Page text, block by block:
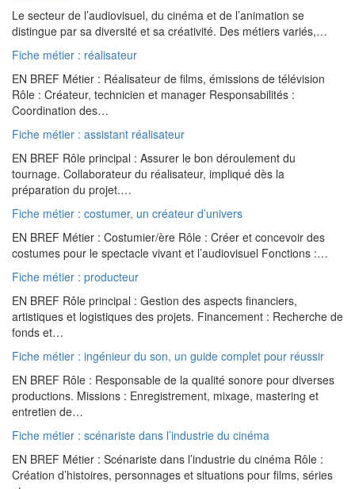
Le secteur de l’audiovisuel, du cinéma et de l’animation se
distingue par sa diversité et sa créativité. Des métiers variés,…
Fiche métier : réalisateur
EN BREF Métier : Réalisateur de films, émissions de télévision
Rôle : Créateur, technicien et manager Responsabilités :
Coordination des…
Fiche métier : assistant réalisateur
EN BREF Rôle principal : Assurer le bon déroulement du
tournage. Collaborateur du réalisateur, impliqué dès la
préparation du projet.…
Fiche métier : costumer, un créateur d’univers
EN BREF Métier : Costumier/ère Rôle : Créer et concevoir des
costumes pour le spectacle vivant et l’audiovisuel Fonctions :…
Fiche métier : producteur
EN BREF Rôle principal : Gestion des aspects financiers,
artistiques et logistiques des projets. Financement : Recherche de
fonds et…
Fiche métier : ingénieur du son, un guide complet pour réussir
EN BREF Rôle : Responsable de la qualité sonore pour diverses
productions. Missions : Enregistrement, mixage, mastering et
entretien de…
Fiche métier : scénariste dans l’industrie du cinéma
EN BREF Métier : Scénariste dans l’industrie du cinéma Rôle :
Création d’histoires, personnages et situations pour films, séries